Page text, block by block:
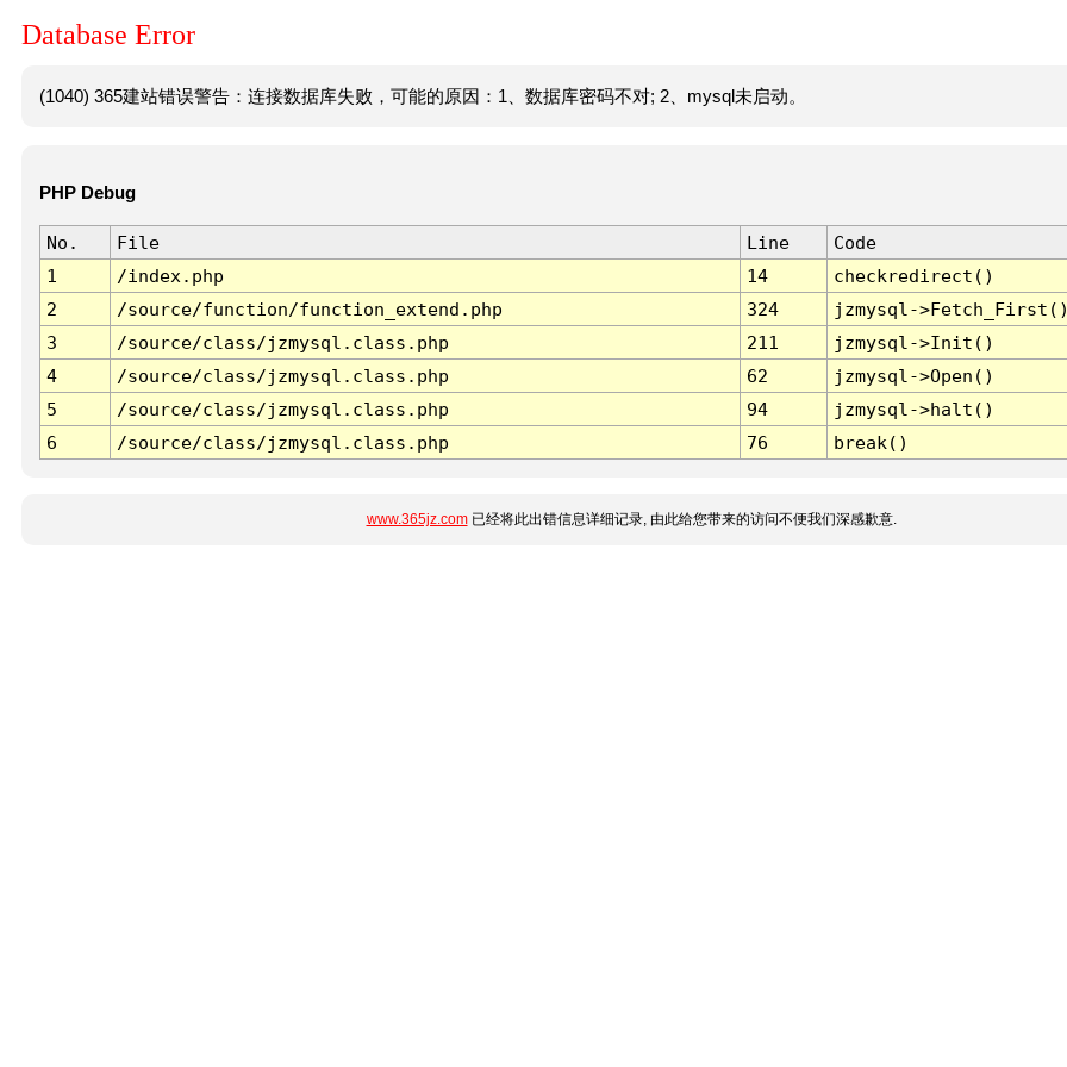
Database Error
(1040) 365建站错误警告：连接数据库失败，可能的原因：1、数据库密码不对; 2、mysql未启动。
PHP Debug
No. File Line
Code
1
/index.php 14
checkredirect()
2
/source/function/function_extend.php 324
jzmysql-
3
/source/class/jzmysql.class.php 211
jzmysql->Init()
4
/source/class/jzmysql.class.php 62
jzmysql->Open()
5
/source/class/jzmysql.class.php 94
jzmysql->halt()
6
/source/class/jzmysql.class.php 76 break()
www.365jz.com已经将此出错信息详细记录, 由此给您带来的访问不便我们深感歉意.